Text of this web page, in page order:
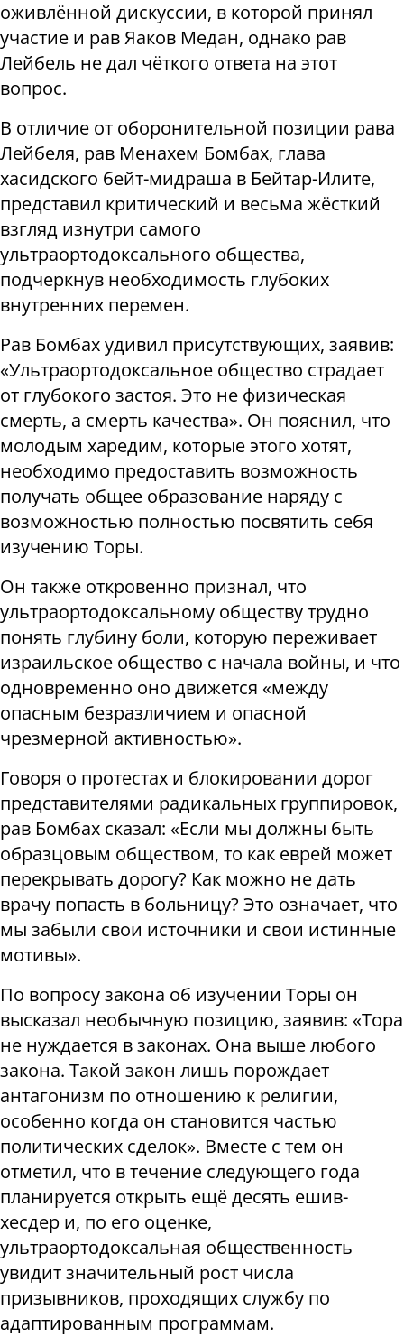
оживлённой дискуссии, в которой принял
участие и рав Яаков Медан, однако рав
Лейбель не дал чёткого ответа на этот
вопрос.
В отличие от оборонительной позиции рава
Лейбеля, рав Менахем Бомбах, глава
хасидского бейт-мидраша в Бейтар-Илите,
представил критический и весьма жёсткий
взгляд изнутри самого
ультраортодоксального общества,
подчеркнув необходимость глубоких
внутренних перемен.
Рав Бомбах удивил присутствующих, заявив:
«Ультраортодоксальное общество страдает
от глубокого застоя. Это не физическая
смерть, а смерть качества». Он пояснил, что
молодым харедим, которые этого хотят,
необходимо предоставить возможность
получать общее образование наряду с
возможностью полностью посвятить себя
изучению Торы.
Он также откровенно признал, что
ультраортодоксальному обществу трудно
понять глубину боли, которую переживает
израильское общество с начала войны, и что
одновременно оно движется «между
опасным безразличием и опасной
чрезмерной активностью».
Говоря о протестах и блокировании дорог
представителями радикальных группировок,
рав Бомбах сказал: «Если мы должны быть
образцовым обществом, то как еврей может
перекрывать дорогу? Как можно не дать
врачу попасть в больницу? Это означает, что
мы забыли свои источники и свои истинные
мотивы».
По вопросу закона об изучении Торы он
высказал необычную позицию, заявив: «Тора
не нуждается в законах. Она выше любого
закона. Такой закон лишь порождает
антагонизм по отношению к религии,
особенно когда он становится частью
политических сделок». Вместе с тем он
отметил, что в течение следующего года
планируется открыть ещё десять ешив-
хесдер и, по его оценке,
ультраортодоксальная общественность
увидит значительный рост числа
призывников, проходящих службу по
адаптированным программам.